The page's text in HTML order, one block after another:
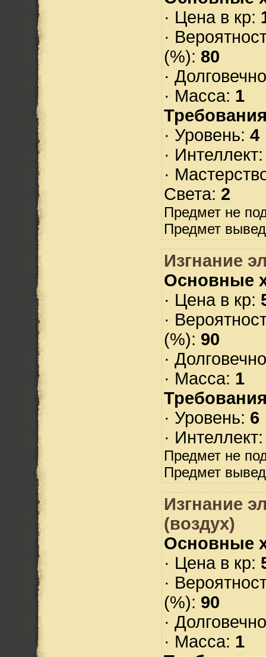
· Цена в кр:
·
(%): 80
·
· Масса: 1
· Уровень: 4
·
·
Света: 2
Предмет не
Предмет
Изгнание
Основные
· Цена в кр:
·
(%): 90
·
· Масса: 1
· Уровень: 6
·
Предмет не
Предмет
Изгнание
(воздух)
Основные
· Цена в кр:
·
(%): 90
·
· Масса: 1